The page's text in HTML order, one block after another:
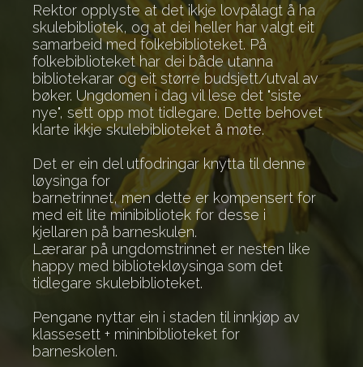
Rektor opplyste at det ikkje lovpålagt å ha
skulebibliotek, og at dei heller har valgt eit
samarbeid med folkebiblioteket. På
folkebiblioteket har dei både utanna
bibliotekarar og eit større budsjett/utval av
bøker. Ungdomen i dag vil lese det "siste
nye", sett opp mot tidlegare. Dette behovet
klarte ikkje skulebiblioteket å møte.
Det er ein del utfodringar knytta til denne
løysinga for
barnetrinnet, men dette er kompensert for
med eit lite minibibliotek for desse i
kjellaren på barneskulen.
Lærarar på ungdomstrinnet er nesten like
happy med bibliotekløysinga som det
tidlegare skulebiblioteket.
Pengane nyttar ein i staden til innkjøp av
klassesett + mininbiblioteket for
barneskolen.